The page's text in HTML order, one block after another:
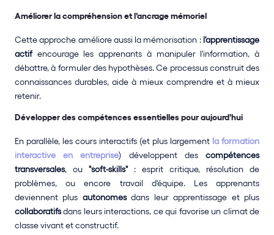
Améliorer la compréhension et l'ancrage mémoriel
Cette approche améliore aussi la mémorisation : l'apprentissage
actif encourage les apprenants à manipuler l'information, à
débattre, à formuler des hypothèses. Ce processus construit des
connaissances durables, aide à mieux comprendre et à mieux
retenir.
Développer des compétences essentielles pour aujourd'hui
En parallèle, les cours interactifs (et plus largement la formation
interactive en entreprise) développent des compétences
transversales, ou "soft-skills" : esprit critique, résolution de
problèmes, ou encore travail d'équipe. Les apprenants
deviennent plus autonomes
collaboratifs dans leurs interactions, ce qui favorise un climat de
classe vivant et constructif.